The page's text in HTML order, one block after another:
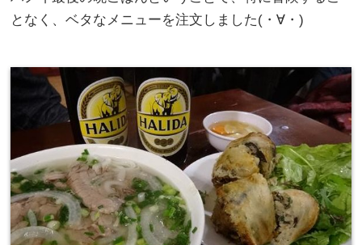
となく、ベタなメニューを注文しました(・∀・)